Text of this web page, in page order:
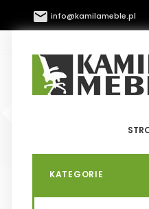
 info@kamilameble.pl
KATEGORIE